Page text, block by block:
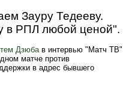
Зауру Тедееву.
в РПЛ любой ценой".
Дзюбав интервью "Матч ТВ"
матче против
в адрес бывшего